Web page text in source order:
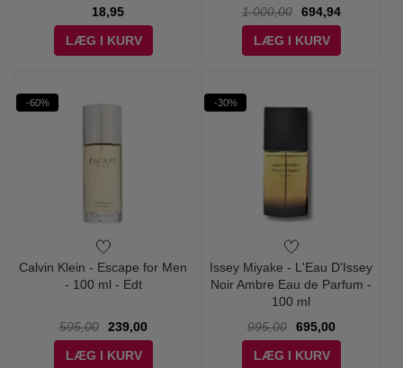
18,95
LÆG I KURV
1.000,00
694,94
LÆG I KURV
-60%
Calvin Klein - Escape for Men
- 100 ml - Edt
595,00
239,00
LÆG I KURV
-30%
Issey Miyake - L'Eau D'Issey
Noir Ambre Eau de Parfum -
100 ml
995,00
695,00
LÆG I KURV